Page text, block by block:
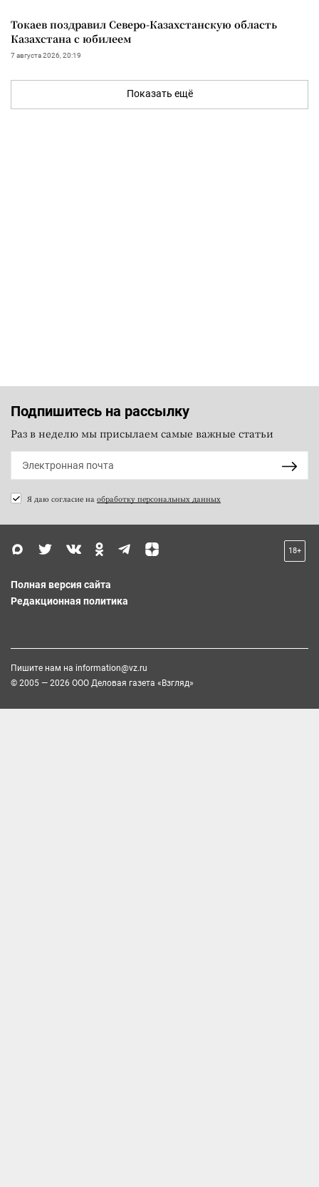
Токаев поздравил Северо-Казахстанскую область
Казахстана с юбилеем
7 августа 2026, 20:19
Показать ещё
Подпишитесь на рассылку
Раз в неделю мы присылаем самые важные статьи
Я даю согласие на обработку персональных данных
18+
Полная версия сайта
Редакционная политика
Пишите нам на information@vz.ru
© 2005 — 2026 ООО Деловая газета «Взгляд»